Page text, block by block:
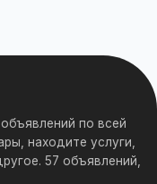
по всей
находите услуги,
57 объявлений,